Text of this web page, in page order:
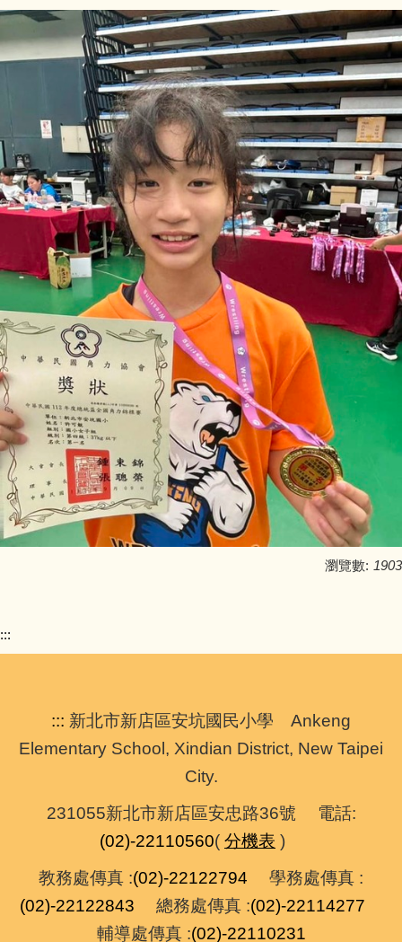
瀏覽數: 1903
:::
::: 新北市新店區安坑國民小學 Ankeng
Elementary School, Xindian District, New Taipei
City.
231055新北市新店區安忠路36號 電話:
(02)-22110560( 分機表 )
教務處傳真 :(02)-22122794 學務處傳真 :
(02)-22122843 總務處傳真 :(02)-22114277
輔導處傳真 :(02)-22110231